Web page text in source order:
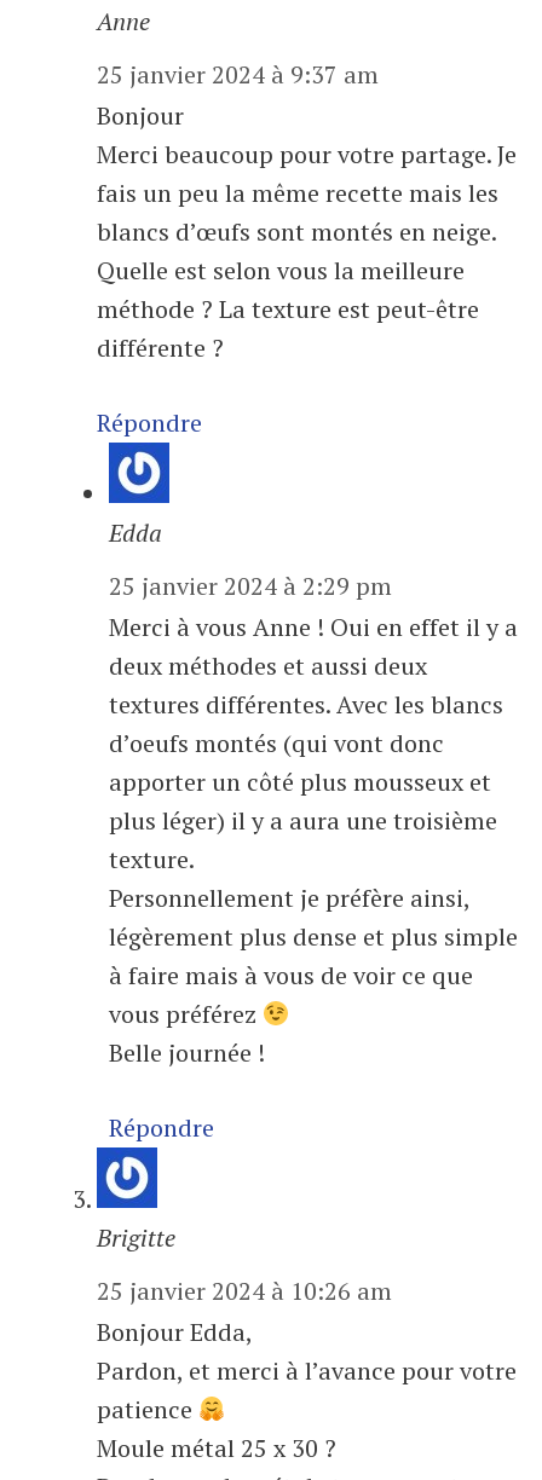
Anne
25 janvier 2024 à 9:37 am
Bonjour
Merci beaucoup pour votre partage. Je
fais un peu la même recette mais les
blancs d’œufs sont montés en neige.
Quelle est selon vous la meilleure
méthode ? La texture est peut-être
différente ?
Répondre
Edda
25 janvier 2024 à 2:29 pm
Merci à vous Anne ! Oui en effet il y a
deux méthodes et aussi deux
textures différentes. Avec les blancs
d’oeufs montés (qui vont donc
apporter un côté plus mousseux et
plus léger) il y a aura une troisième
texture.
Personnellement je préfère ainsi,
légèrement plus dense et plus simple
à faire mais à vous de voir ce que
vous préférez
Belle journée !
Répondre
Brigitte
25 janvier 2024 à 10:26 am
Bonjour Edda,
Pardon, et merci à l’avance pour votre
patience
Moule métal 25 x 30 ?